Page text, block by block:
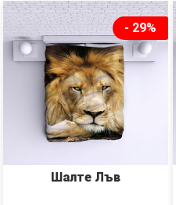
- 29%
Шалте Лъв